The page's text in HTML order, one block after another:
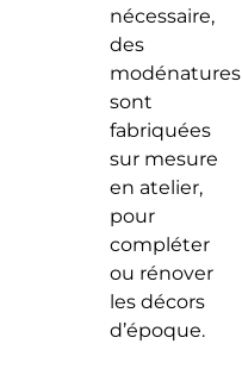
nécessaire,
des
modénatures
sont
fabriquées
sur mesure
en atelier,
pour
compléter
ou rénover
les décors
d’époque.